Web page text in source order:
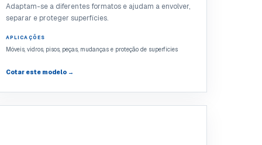
Adaptam-se a diferentes formatos e ajudam a envolver,
separar e proteger superfícies.
APLICAÇÕES
Móveis, vidros, pisos, peças, mudanças e proteção de superfícies
Cotar este modelo →